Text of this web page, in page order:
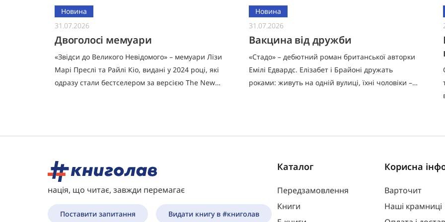
Новина
31.07.2026
Двоголосі мемуари
«Звідси до Великого Невідомого» – мемуари Лізи
Марі Преслі та Райлі Кіо, видані у 2024 році, які
одразу стали бестселером за версією The New
Новина
31.07.2026
Вакцина від дружби
«Стадо» – дебютний роман британської авторки
Емілі Едвардс. Елізабет і Брайоні дружать
роками: живуть на одній вулиці, їхні чоловіки –
нація, що читає, завжди перемагає
Поставити запитання Видати книгу в #книголав
Каталог
Передзамовлення
Книги
Корисна
Варточит
Наші крамниці